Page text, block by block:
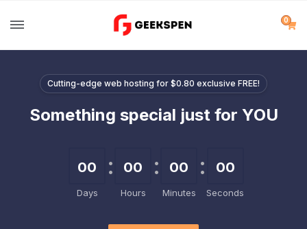
0
Cutting-edge web hosting for $0.80 exclusive FREE!
Something special just for YOU
00
Days
00
Hours
00
Minutes
00
Seconds